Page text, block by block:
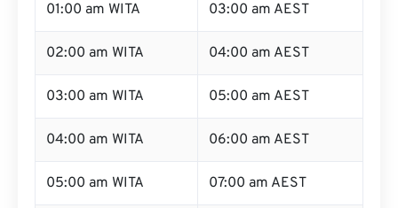
01:00 am WITA 03:00 am AEST
02:00 am WITA 04:00 am AEST
03:00 am WITA 05:00 am AEST
04:00 am WITA 06:00 am AEST
05:00 am WITA 07:00 am AEST